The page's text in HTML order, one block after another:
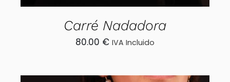
Carré Nadadora
80.00 € IVA Incluido